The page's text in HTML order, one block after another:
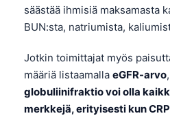
säästää ihmisiä maksamasta
BUN:sta, natriumista,
Jotkin toimittajat myös
määriä listaamalla eGFR-arvo,
globuliinifraktio voi olla
merkkejä, erityisesti kun